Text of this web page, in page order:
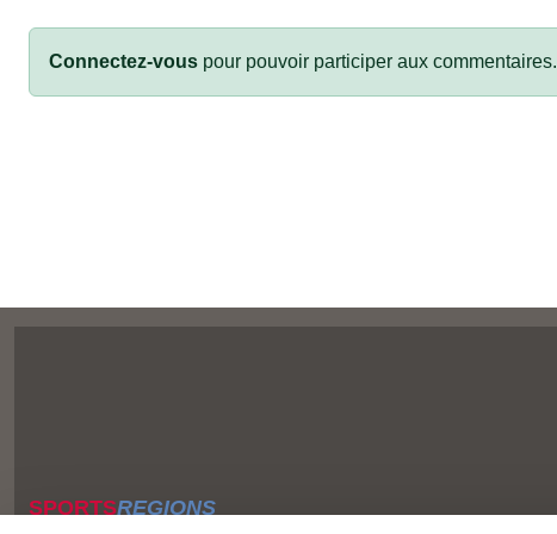
Connectez-vous pour pouvoir participer aux commentaires.
SPORTSREGIONS